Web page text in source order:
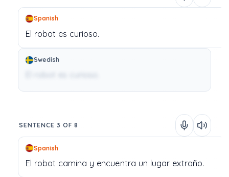
Spanish
El robot es curioso.
Swedish
SENTENCE 3 OF 8
Spanish
El robot camina y encuentra un lugar extraño.